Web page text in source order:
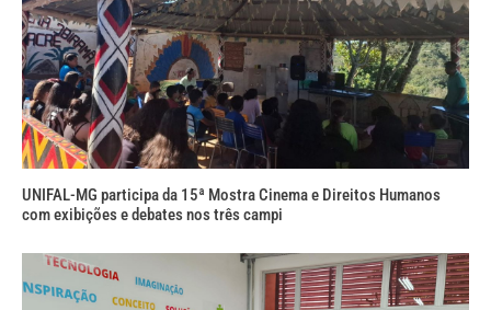
UNIFAL-MG participa da 15ª Mostra Cinema e Direitos Humanos
com exibições e debates nos três campi